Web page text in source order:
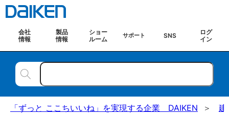
会社
情報
製品
情報
ショー
ルーム
サポート SNS
ログ
イン
「ずっと ここちいいね」を実現する企業 DAIKEN 建